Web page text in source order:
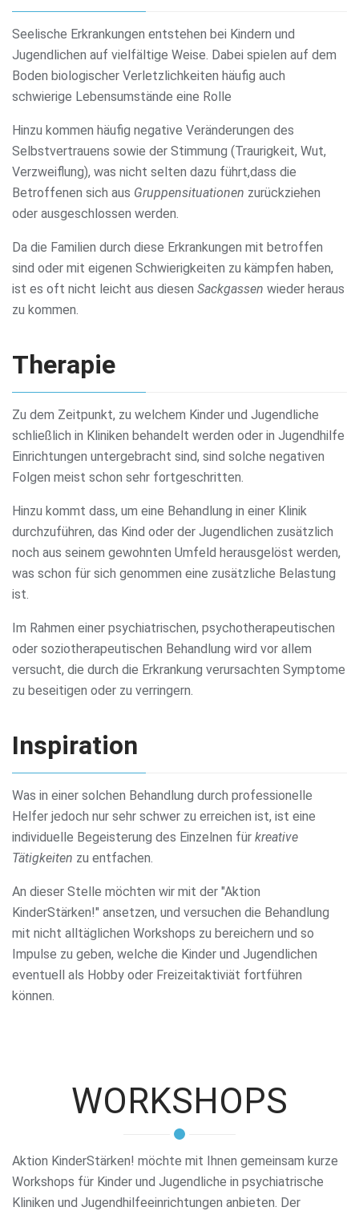
Seelische Erkrankungen entstehen bei Kindern und
Jugendlichen auf vielfältige Weise. Dabei spielen auf dem
Boden biologischer Verletzlichkeiten häufig auch
schwierige Lebensumstände eine Rolle
Hinzu kommen häufig negative Veränderungen des
Selbstvertrauens sowie der Stimmung (Traurigkeit, Wut,
Verzweiflung), was nicht selten dazu führt,dass die
Betroffenen sich aus Gruppensituationen zurückziehen
oder ausgeschlossen werden.
Da die Familien durch diese Erkrankungen mit betroffen
sind oder mit eigenen Schwierigkeiten zu kämpfen haben,
ist es oft nicht leicht aus diesen Sackgassen wieder heraus
zu kommen.
Therapie
Zu dem Zeitpunkt, zu welchem Kinder und Jugendliche
schließlich in Kliniken behandelt werden oder in Jugendhilfe
Einrichtungen untergebracht sind, sind solche negativen
Folgen meist schon sehr fortgeschritten.
Hinzu kommt dass, um eine Behandlung in einer Klinik
durchzuführen, das Kind oder der Jugendlichen zusätzlich
noch aus seinem gewohnten Umfeld herausgelöst werden,
was schon für sich genommen eine zusätzliche Belastung
ist.
Im Rahmen einer psychiatrischen, psychotherapeutischen
oder soziotherapeutischen Behandlung wird vor allem
versucht, die durch die Erkrankung verursachten Symptome
zu beseitigen oder zu verringern.
Inspiration
Was in einer solchen Behandlung durch professionelle
Helfer jedoch nur sehr schwer zu erreichen ist, ist eine
individuelle Begeisterung des Einzelnen für kreative
Tätigkeiten zu entfachen.
An dieser Stelle möchten wir mit der "Aktion
KinderStärken!" ansetzen, und versuchen die Behandlung
mit nicht alltäglichen Workshops zu bereichern und so
Impulse zu geben, welche die Kinder und Jugendlichen
eventuell als Hobby oder Freizeitaktiviät fortführen
können.
WORKSHOPS
Aktion KinderStärken! möchte mit Ihnen gemeinsam kurze
Workshops für Kinder und Jugendliche in psychiatrische
Kliniken und Jugendhilfeeinrichtungen anbieten. Der